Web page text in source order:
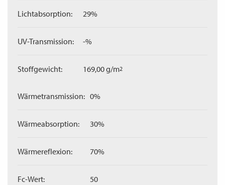
Lichtabsorption: 29%
UV-Transmission: -%
Stoffgewicht: 169,00 g/m2
Wärmetransmission: 0%
Wärmeabsorption: 30%
Wärmereflexion: 70%
Fc-Wert: 50